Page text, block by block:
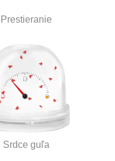
Prestieranie
Srdce guľa